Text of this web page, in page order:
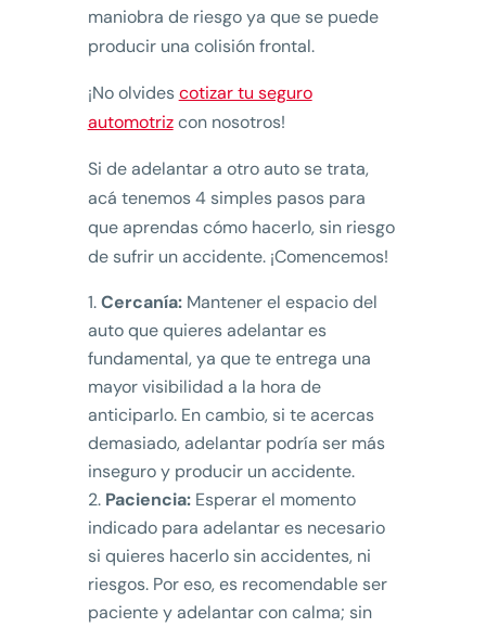
maniobra de riesgo ya que se puede
producir una colisión frontal.
¡No olvidescotizar tu seguro
automotrizcon nosotros!
Si de adelantar a otro auto se trata,
acá tenemos 4 simples pasos para
que aprendas cómo hacerlo, sin riesgo
de sufrir un accidente. ¡Comencemos!
Cercanía:Mantener el espacio del
auto que quieres adelantar es
fundamental, ya que te entrega una
mayor visibilidad a la hora de
anticiparlo. En cambio, si te acercas
demasiado, adelantar podría ser más
inseguro y producir un accidente.
Paciencia:Esperar el momento
indicado para adelantar es necesario
si quieres hacerlo sin accidentes, ni
riesgos. Por eso, es recomendable ser
paciente y adelantar con calma; sin